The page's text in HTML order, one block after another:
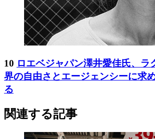
10 ロエベジャパン澤井愛佳氏、ラ
界の自由さとエージェンシーに求
る
関連する記事